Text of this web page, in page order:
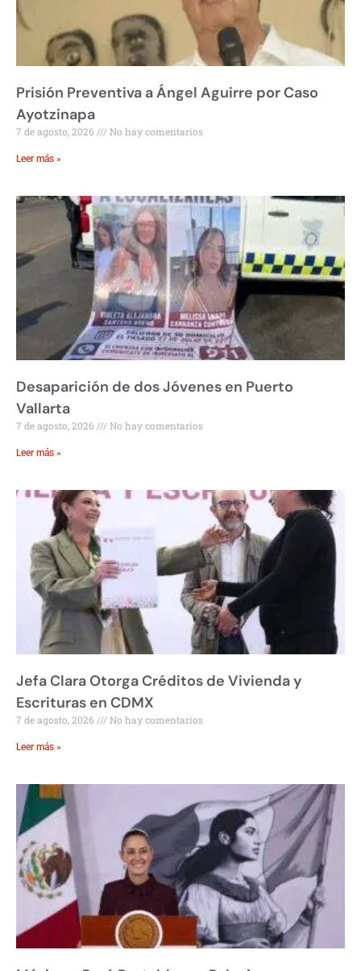
Prisión Preventiva a Ángel Aguirre por Caso
Ayotzinapa
7 de agosto, 2026 No hay comentarios
Leer más »
Desaparición de dos Jóvenes en Puerto
Vallarta
7 de agosto, 2026 No hay comentarios
Leer más »
Jefa Clara Otorga Créditos de Vivienda y
Escrituras en CDMX
7 de agosto, 2026 No hay comentarios
Leer más »